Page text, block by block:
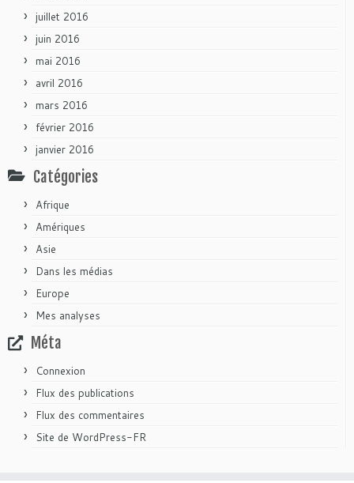
juillet 2016
juin 2016
mai 2016
avril 2016
mars 2016
février 2016
janvier 2016
Catégories
Afrique
Amériques
Asie
Dans les médias
Europe
Mes analyses
Méta
Connexion
Flux des publications
Flux des commentaires
Site de WordPress-FR